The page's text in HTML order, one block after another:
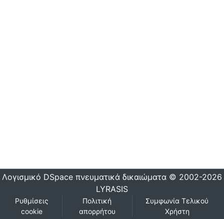
Λογισμικό DSpace πνευματικά δικαιώματα © 2002-2026
LYRASIS
Ρυθμίσεις
cookie
Πολιτική
απορρήτου
Συμφωνία Τελικού
Χρήστη